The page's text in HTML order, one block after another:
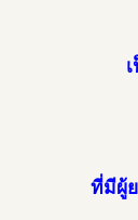
ที่มีผู้